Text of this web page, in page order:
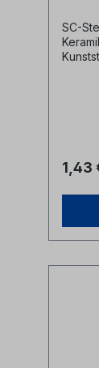
SC-
1,43